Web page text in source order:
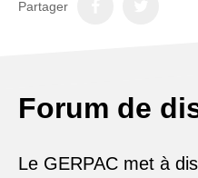
Partager
Forum de
Le GERPAC met à